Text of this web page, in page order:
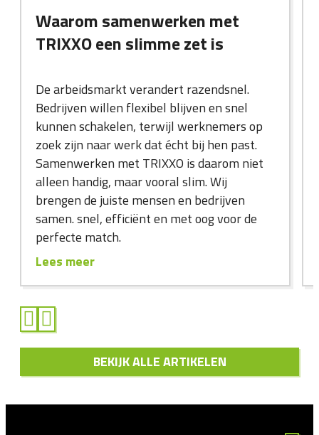
Waarom samenwerken met
TRIXXO een slimme zet is
De arbeidsmarkt verandert razendsnel.
Bedrijven willen flexibel blijven en snel
kunnen schakelen, terwijl werknemers op
zoek zijn naar werk dat écht bij hen past.
Samenwerken met TRIXXO is daarom niet
alleen handig, maar vooral slim. Wij
brengen de juiste mensen en bedrijven
samen. snel, efficiënt en met oog voor de
perfecte match.
Lees meer
BEKIJK ALLE ARTIKELEN